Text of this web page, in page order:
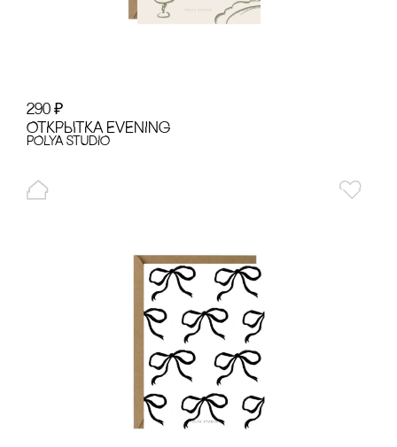
290 ₽
ОТКРЫТКА EVENING
POLYA STUDIO